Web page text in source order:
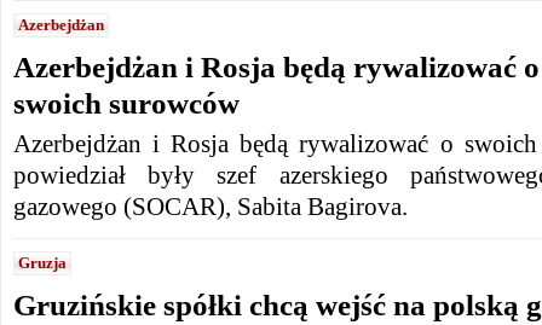
Azerbejdżan
Azerbejdżan i Rosja będą rywalizować
swoich surowców
Azerbejdżan i Rosja będą rywalizować o
powiedział były szef azerskiego
gazowego (SOCAR), Sabita Bagirova.
Gruzja
Gruzińskie spółki chcą wejść na polską